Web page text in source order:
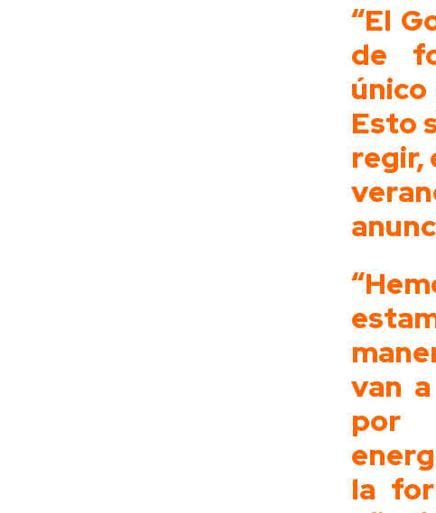
“El
de
Esto
regir,
van
por
la